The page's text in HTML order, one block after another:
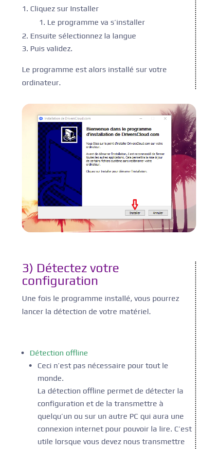
Cliquez sur Installer
Le programme va s’installer
Ensuite sélectionnez la langue
Puis validez.
Le programme est alors installé sur votre
ordinateur.
3) Détectez votre
configuration
Une fois le programme installé, vous pourrez
lancer la détection de votre matériel.
Détection offline
Ceci n’est pas nécessaire pour tout le
monde.
La détection offline permet de détecter la
configuration et de la transmettre à
quelqu’un ou sur un autre PC qui aura une
connexion internet pour pouvoir la lire. C’est
utile lorsque vous devez nous transmettre